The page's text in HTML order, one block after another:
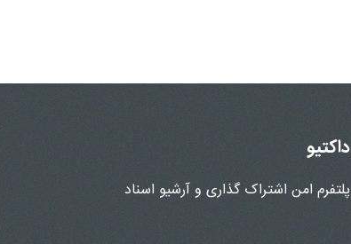
داکتیو
پلتفرم امن اشتراک گذاری و آرشیو اسناد